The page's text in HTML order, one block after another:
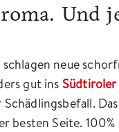
Und
neue
gut ins Südtiroler
besten Seite. 100%